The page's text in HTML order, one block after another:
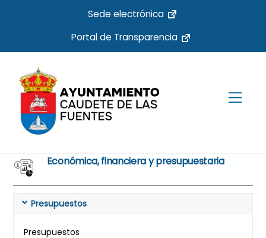
Sede electrónica
Portal de Transparencia
Económica, financiera y presupuestaria
Presupuestos
Presupuestos